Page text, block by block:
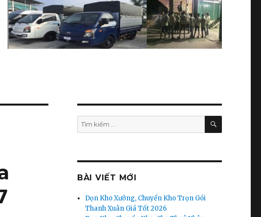
Tìm
kiếm:
TÌM
BÀI VIẾT MỚI
Dọn Kho Xưởng, Chuyển Kho Trọn Gói
Thanh Xuân Giá Tốt 2026